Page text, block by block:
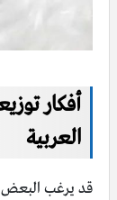
أفكار
العربية
قد يرغب البعض